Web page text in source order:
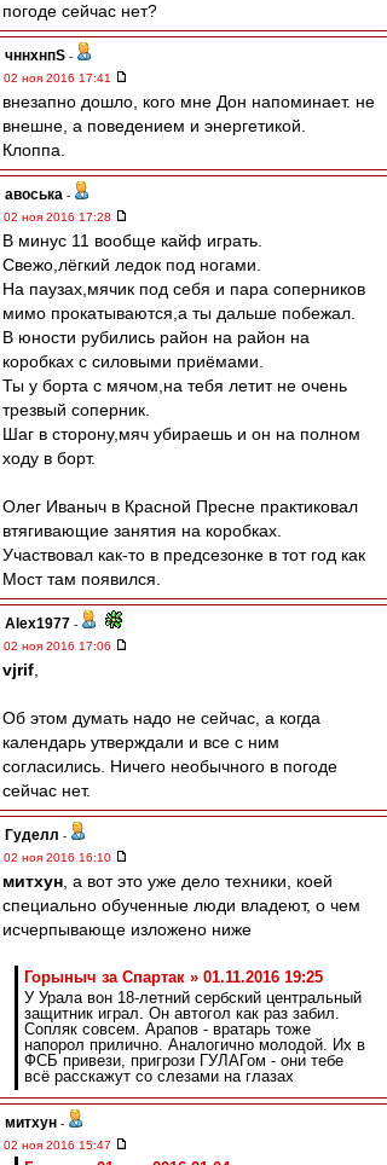
погоде сейчас нет?
чннхнпS -
02 ноя 2016 17:41
внезапно дошло, кого мне Дон напоминает. не
внешне, а поведением и энергетикой.
Клоппа.
авоська -
02 ноя 2016 17:28
В минус 11 вообще кайф играть.
Свежо,лёгкий ледок под ногами.
На паузах,мячик под себя и пара соперников
мимо прокатываются,а ты дальше побежал.
В юности рубились район на район на
коробках с силовыми приёмами.
Ты у борта с мячом,на тебя летит не очень
трезвый соперник.
Шаг в сторону,мяч убираешь и он на полном
ходу в борт.
Олег Иваныч в Красной Пресне практиковал
втягивающие занятия на коробках.
Участвовал как-то в предсезонке в тот год как
Мост там появился.
Alex1977 -
02 ноя 2016 17:06
vjrif
Об этом думать надо не сейчас, а когда
календарь утверждали и все с ним
согласились. Ничего необычного в погоде
сейчас нет.
Гуделл -
02 ноя 2016 16:10
митхун , а вот это уже дело техники, коей
специально обученные люди владеют, о чем
исчерпывающе изложено ниже
Горыныч за Спартак » 01.11.2016 19:25
У Урала вон 18-летний сербский центральный
защитник играл. Он автогол как раз забил.
Сопляк совсем. Арапов - вратарь тоже
напорол прилично. Аналогично молодой. Их в
ФСБ привези, пригрози ГУЛАГом - они тебе
всё расскажут со слезами на глазах
митхун -
02 ноя 2016 15:47